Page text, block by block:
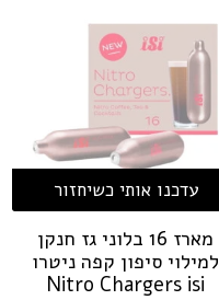
עדכנו אותי כשיחזור
מארז 16 בלוני גז חנקן
למילוי סיפון קפה ניטרו
Nitro Chargers isi